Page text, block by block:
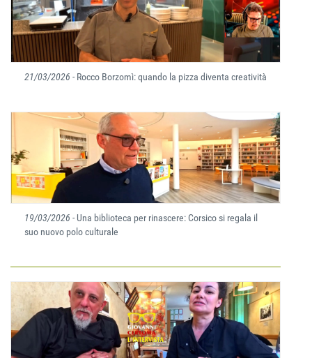
21/03/2026 - Rocco Borzomì: quando la pizza diventa creatività
19/03/2026 - Una biblioteca per rinascere: Corsico si regala il
suo nuovo polo culturale